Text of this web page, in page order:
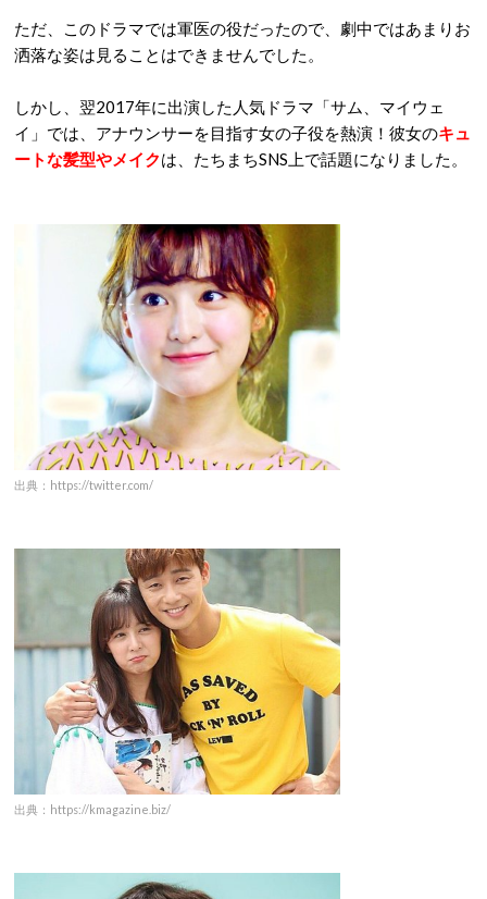
ただ、このドラマでは軍医の役だったので、劇中ではあまりお
洒落な姿は見ることはできませんでした。
しかし、翌2017年に出演した人気ドラマ「サム、マイウェ
イ」では、アナウンサーを目指す女の子役を熱演！彼女のキュ
ートな髪型やメイクは、たちまちSNS上で話題になりました。
出典：https://twitter.com/
出典：https://kmagazine.biz/